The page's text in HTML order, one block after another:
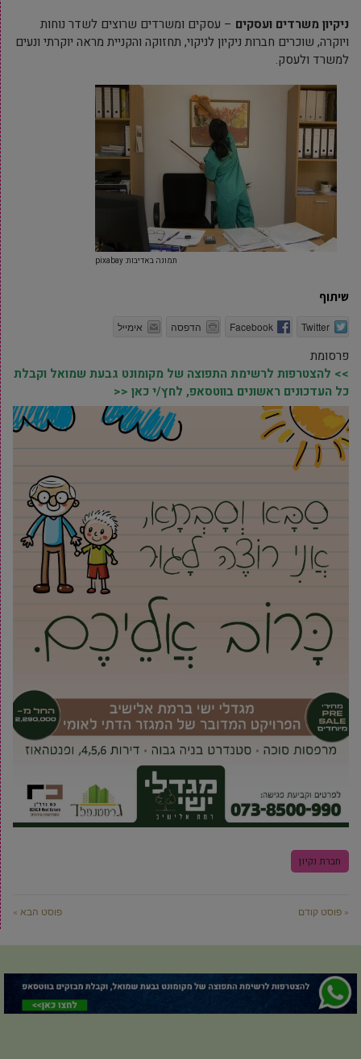
ניקיון משרדים ועסקים – עסקים ומשרדים שרוצים לשדר נוחות
ויוקרה, שוכרים חברות ניקיון לניקוי, תחזוקה והקניית מראה יוקרתי ונעים
למשרד ולעסק.
תמונה באדיבות: pixabay
שיתוף
Twitter
Facebook הדפסה אימייל
פרסומת
>> להצטרפות לרשימת התפוצה של מקומונט גבעת שמואל וקבלת
כל העדכונים ראשונים בווטסאפ, לחץ/י כאן <<
חברת נקיון
« פוסט קודם פוסט הבא »